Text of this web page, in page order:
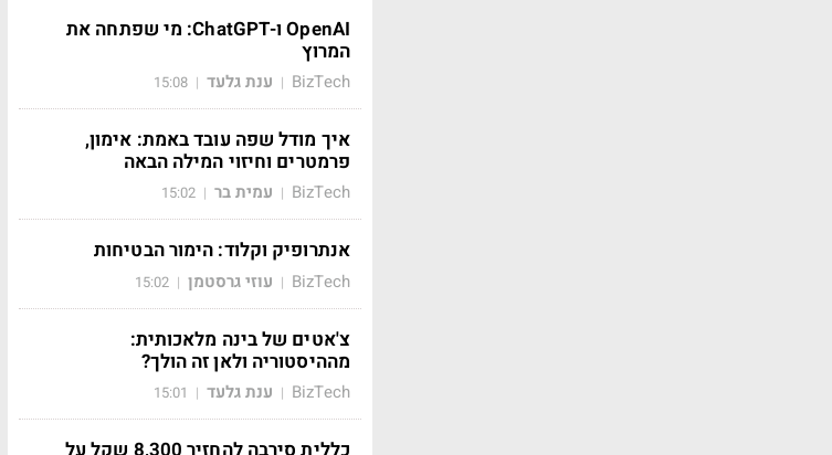
OpenAI ו-ChatGPT: מי שפתחה את
המרוץ
BizTech
| ענת גלעד |
15:08
איך מודל שפה עובד באמת: אימון,
פרמטרים וחיזוי המילה הבאה
BizTech
| עמית בר |
15:02
אנתרופיק וקלוד: הימור הבטיחות
BizTech
| עוזי גרסטמן |
15:02
צ'אטים של בינה מלאכותית:
מההיסטוריה ולאן זה הולך?
BizTech
| ענת גלעד |
15:01